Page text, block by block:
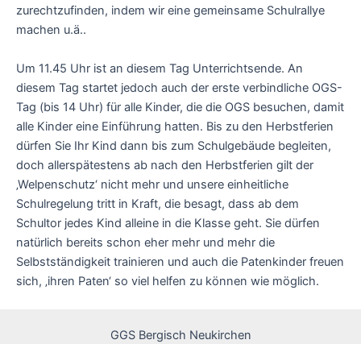
zurechtzufinden, indem wir eine gemeinsame Schulrallye
machen u.ä..
Um 11.45 Uhr ist an diesem Tag Unterrichtsende. An
diesem Tag startet jedoch auch der erste verbindliche OGS-
Tag (bis 14 Uhr) für alle Kinder, die die OGS besuchen, damit
alle Kinder eine Einführung hatten. Bis zu den Herbstferien
dürfen Sie Ihr Kind dann bis zum Schulgebäude begleiten,
doch allerspätestens ab nach den Herbstferien gilt der
‚Welpenschutz‘ nicht mehr und unsere einheitliche
Schulregelung tritt in Kraft, die besagt, dass ab dem
Schultor jedes Kind alleine in die Klasse geht. Sie dürfen
natürlich bereits schon eher mehr und mehr die
Selbstständigkeit trainieren und auch die Patenkinder freuen
sich, ‚ihren Paten‘ so viel helfen zu können wie möglich.
GGS Bergisch Neukirchen